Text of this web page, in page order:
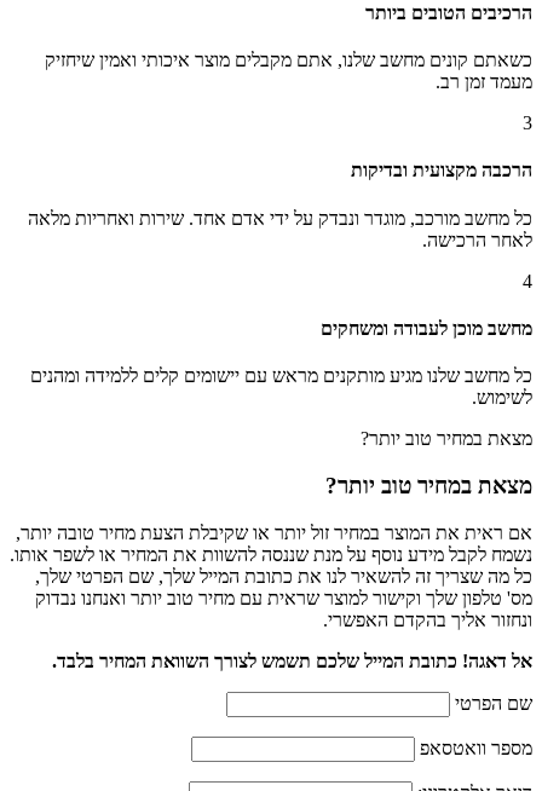
הרכיבים הטובים ביותר
כשאתם קונים מחשב שלנו, אתם מקבלים מוצר איכותי ואמין שיחזיק
מעמד זמן רב.
3
הרכבה מקצועית ובדיקות
כל מחשב מורכב, מוגדר ונבדק על ידי אדם אחד. שירות ואחריות מלאה
לאחר הרכישה.
4
מחשב מוכן לעבודה ומשחקים
כל מחשב שלנו מגיע מותקנים מראש עם יישומים קלים ללמידה ומהנים
לשימוש.
מצאת במחיר טוב יותר?
מצאת במחיר טוב יותר?
אם ראית את המוצר במחיר זול יותר או שקיבלת הצעת מחיר טובה יותר,
נשמח לקבל מידע נוסף על מנת שננסה להשוות את המחיר או לשפר אותו.
כל מה שצריך זה להשאיר לנו את כתובת המייל שלך, שם הפרטי שלך,
מס' טלפון שלך וקישור למוצר שראית עם מחיר טוב יותר ואנחנו נבדוק
ונחזור אליך בהקדם האפשרי.
אל דאגה! כתובת המייל שלכם תשמש לצורך השוואת המחיר בלבד.
שם הפרטי
מספר וואטסאפ